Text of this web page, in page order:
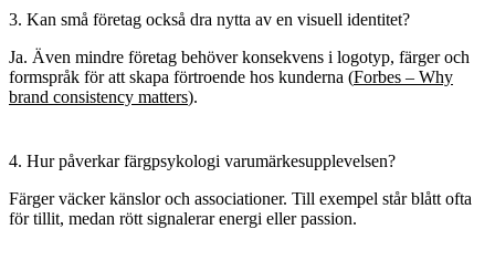
3. Kan små företag också dra nytta av en visuell identitet?
Ja. Även mindre företag behöver konsekvens i logotyp, färger och
formspråk för att skapa förtroende hos kunderna (Forbes – Why
brand consistency matters).
4. Hur påverkar färgpsykologi varumärkesupplevelsen?
Färger väcker känslor och associationer. Till exempel står blått ofta
för tillit, medan rött signalerar energi eller passion.